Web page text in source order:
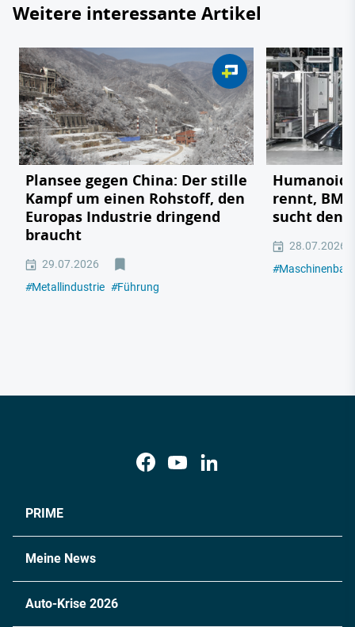
Weitere interessante Artikel
Plansee gegen China: Der stille
Kampf um einen Rohstoff, den
Europas Industrie dringend
braucht
29.07.2026
#Metallindustrie #Führung
rennt,
sucht den
28.07.2026
#Maschinenbau
PRIME
Meine News
Auto-Krise 2026